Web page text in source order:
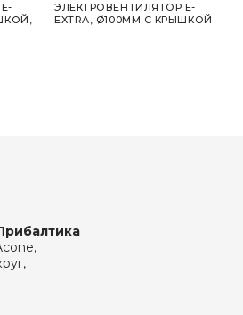
ЭЛЕКТРОВЕНТИЛЯТОР E-
EXTRA, Ø100MM C КРЫШКОЙ